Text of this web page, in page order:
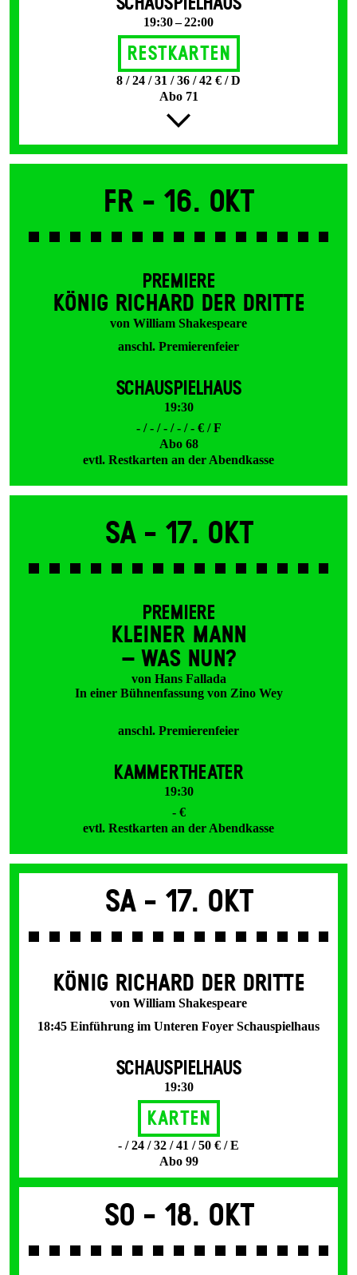
19:30 – 22:00
Restkarten
8 / 24 / 31 / 36 / 42 € / D
Abo 71
Fr - 16. Okt
PREMIERE
KÖNIG RICHARD DER DRITTE
von William Shakespeare
anschl. Premierenfeier
SCHAUSPIELHAUS
19:30
- / - / - / - / - € / F
Abo 68
evtl. Restkarten an der Abendkasse
Sa - 17. Okt
PREMIERE
KLEINER MANN
– WAS NUN?
von Hans Fallada
In einer Bühnenfassung von Zino Wey
anschl. Premierenfeier
KAMMERTHEATER
19:30
- €
evtl. Restkarten an der Abendkasse
Sa - 17. Okt
KÖNIG RICHARD DER DRITTE
von William Shakespeare
18:45 Einführung im Unteren Foyer Schauspielhaus
SCHAUSPIELHAUS
19:30
Karten
- / 24 / 32 / 41 / 50 € / E
Abo 99
So - 18. Okt